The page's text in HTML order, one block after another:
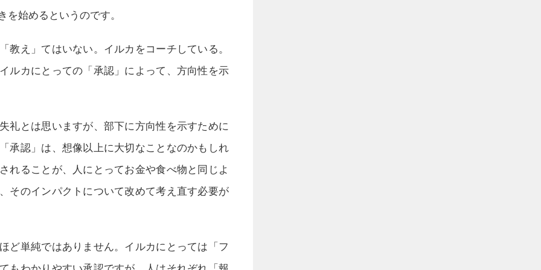
を始めるというのです。
教え」てはいない。イルカをコーチしている。
ルカにとっての「承認」によって、方向性を示
礼とは思いますが、部下に方向性を示すために
承認」は、想像以上に大切なことなのかもしれ
れることが、人にとってお金や食べ物と同じよ
そのインパクトについて改めて考え直す必要が
ど単純ではありません。イルカにとっては「フ